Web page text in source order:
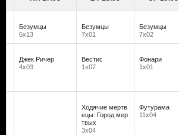
Безумцы
6х13
Безумцы
7х01
Безумцы
7х02
Джек Ричер
4х03
Вестис
1х07
Фонари
1х01
Ходячие мертв
ецы: Город мер
твых
3х04
Футурама
11х04